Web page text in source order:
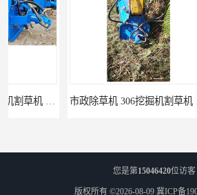
市政除草机 306挖掘机割草机 智造大观
您是第15046420位访客
版权所有 ©2026-08-09 冀ICP备